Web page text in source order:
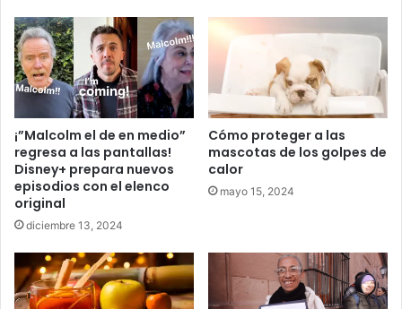
¡”Malcolm el de en medio”
regresa a las pantallas!
Disney+ prepara nuevos
episodios con el elenco
original
diciembre 13, 2024
Cómo proteger a las
mascotas de los golpes de
calor
mayo 15, 2024